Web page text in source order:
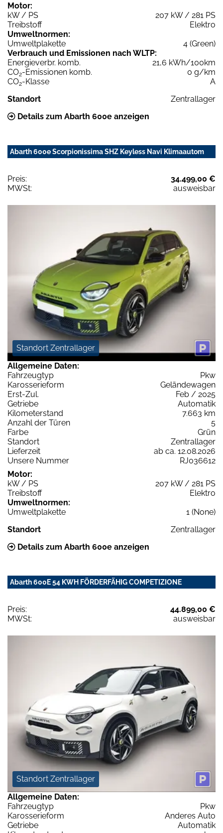
Motor:
kW / PS
207 kW / 281 PS
Treibstoff
Elektro
Umweltnormen:
Umweltplakette
4 (Green)
Verbrauch und Emissionen nach WLTP:
Energieverbr. komb.
21,6 kWh/100km
CO2-Emissionen komb.
0 g/km
CO2-Klasse
A
Standort
Zentrallager
Details zum Abarth 600e anzeigen
Abarth 600e Scorpionissima SHZ Keyless Navi Klimaautom
Preis:
34.499,00 €
MWSt:
ausweisbar
Standort Zentrallager
Allgemeine Daten:
Fahrzeugtyp
Pkw
Karosserieform
Geländewagen
Erst-Zul.
Feb / 2025
Getriebe
Automatik
Kilometerstand
7.663 km
Anzahl der Türen
5
Farbe
Grün
Standort
Zentrallager
Lieferzeit
ab ca. 12.08.2026
Unsere Nummer
RJ036612
Motor:
kW / PS
207 kW / 281 PS
Treibstoff
Elektro
Umweltnormen:
Umweltplakette
1 (None)
Standort
Zentrallager
Details zum Abarth 600e anzeigen
Abarth 600E 54 KWH FÖRDERFÄHIG COMPETIZIONE
Preis:
44.899,00 €
MWSt:
ausweisbar
Standort Zentrallager
Allgemeine Daten:
Fahrzeugtyp
Pkw
Karosserieform
Anderes Auto
Getriebe
Automatik